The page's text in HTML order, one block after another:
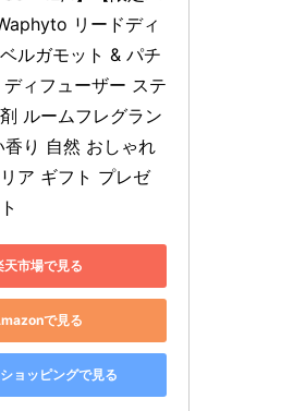
リードディ
ルガモット & パチ
ディフューザー ステ
ルームフレグラン
香り 自然 おしゃれ
ア ギフト プレゼ
天市場で見る
で見る
ョッピングで見る